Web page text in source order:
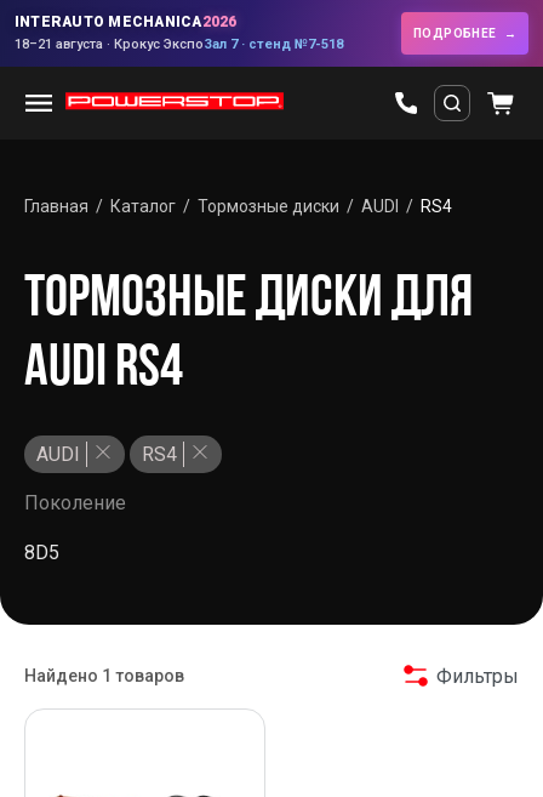
INTERAUTO MECHANICA2026
18–21 августа · Крокус ЭкспоЗал 7 · стенд №7-518
ПОДРОБНЕЕ
Главная Каталог Тормозные диски AUDI RS4
ТОРМОЗНЫЕ ДИСКИ ДЛЯ
AUDI RS4
AUDI RS4
Поколение
8D5
Найдено 1 товаров Фильтры